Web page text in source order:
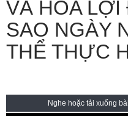
VÀ HOA
SAO NGÀY
THỂ THỰC
Nghe hoặc tải xuống